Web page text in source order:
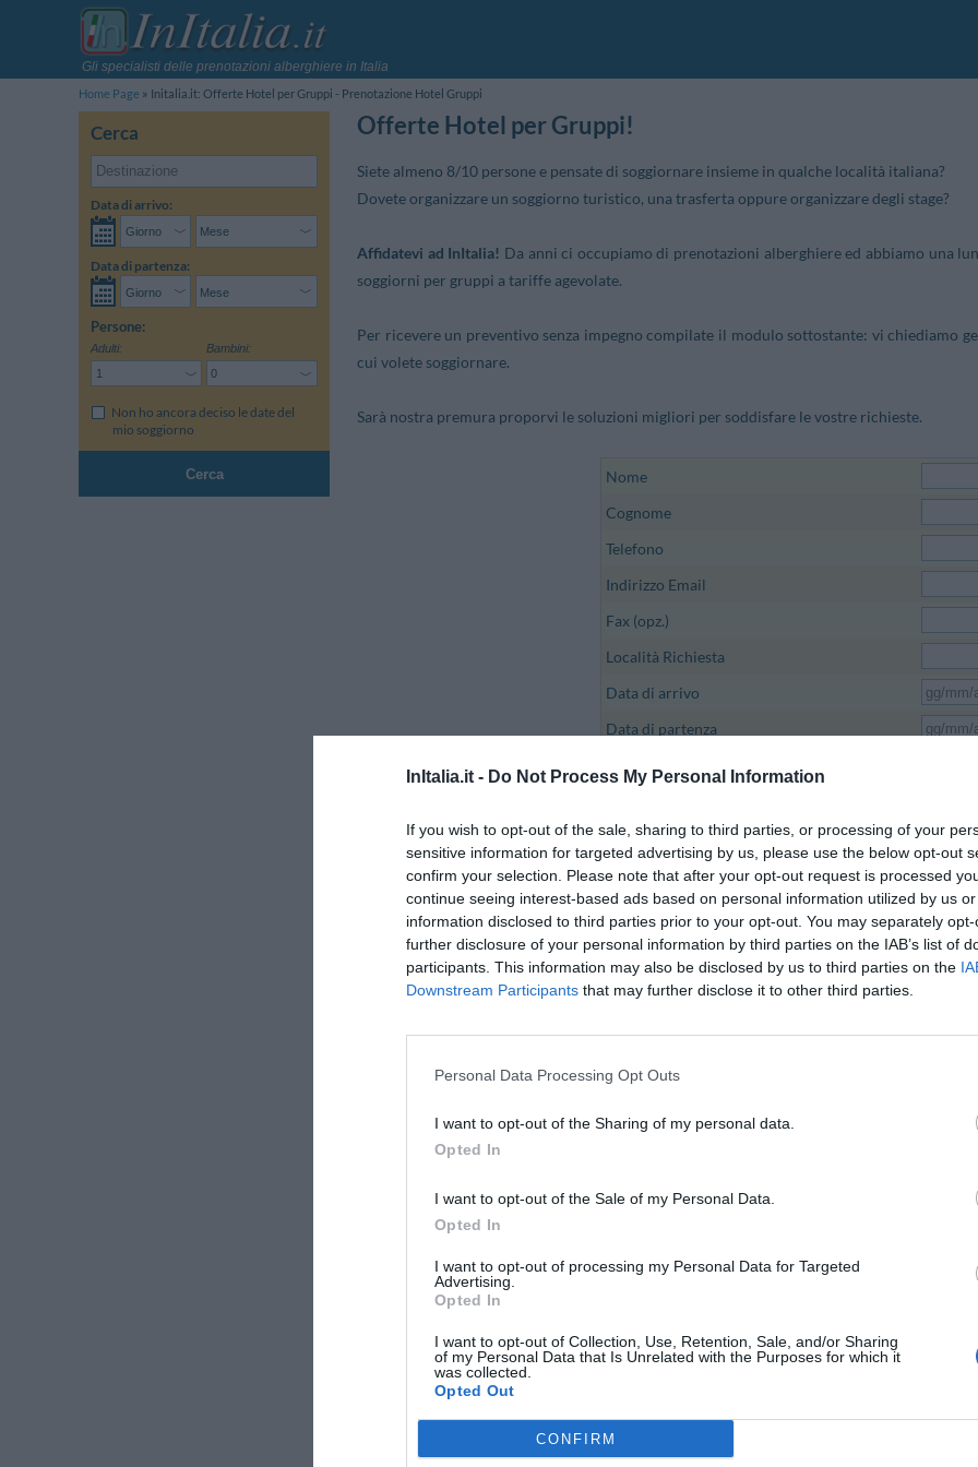
InItalia.it - Do Not Process My Personal Information
If you wish to opt-out of the sale, sharing to third parties, or processing of your
sensitive information for targeted advertising by us, please use the below opt-out
confirm your selection. Please note that after your opt-out request is processed
continue seeing interest-based ads based on personal information utilized by us
information disclosed to third parties prior to your opt-out. You may separately
further disclosure of your personal information by third parties on the IAB’s list of
participants. This information may also be disclosed by us to third parties on the
Downstream Participants that may further disclose it to other third parties.
Personal Data Processing Opt Outs
I want to opt-out of the Sharing of my personal data.
Opted In
I want to opt-out of the Sale of my Personal Data.
Opted In
I want to opt-out of processing my Personal Data for Targeted
Advertising.
Opted In
I want to opt-out of Collection, Use, Retention, Sale, and/or Sharing
of my Personal Data that Is Unrelated with the Purposes for which it
was collected.
Opted Out
CONFIRM
Gli specialisti delle prenotazioni alberghiere in Italia
Home Page
Initalia.it: Offerte Hotel per Gruppi - Prenotazione Hotel Gruppi
Cerca
Data di arrivo:
Data di partenza:
Persone:
Adulti: Bambini:
Non ho ancora deciso le date del
mio soggiorno
Cerca
Offerte Hotel per Gruppi!
Siete almeno 8/10 persone e pensate di soggiornare insieme in qualche località italiana?
Dovete organizzare un soggiorno turistico, una trasferta oppure organizzare degli stage?
Affidatevi ad InItalia! Da anni ci occupiamo di prenotazioni alberghiere ed abbiamo una
soggiorni per gruppi a tariffe agevolate.
Per ricevere un preventivo senza impegno compilate il modulo sottostante: vi chiediamo
cui volete soggiornare.
Sarà nostra premura proporvi le soluzioni migliori per soddisfare le vostre richieste.
Nome
Cognome
Telefono
Indirizzo Email
Fax (opz.)
Località Richiesta
Data di arrivo
Data di partenza
Tipologie Camere
Trattamenti richiesti